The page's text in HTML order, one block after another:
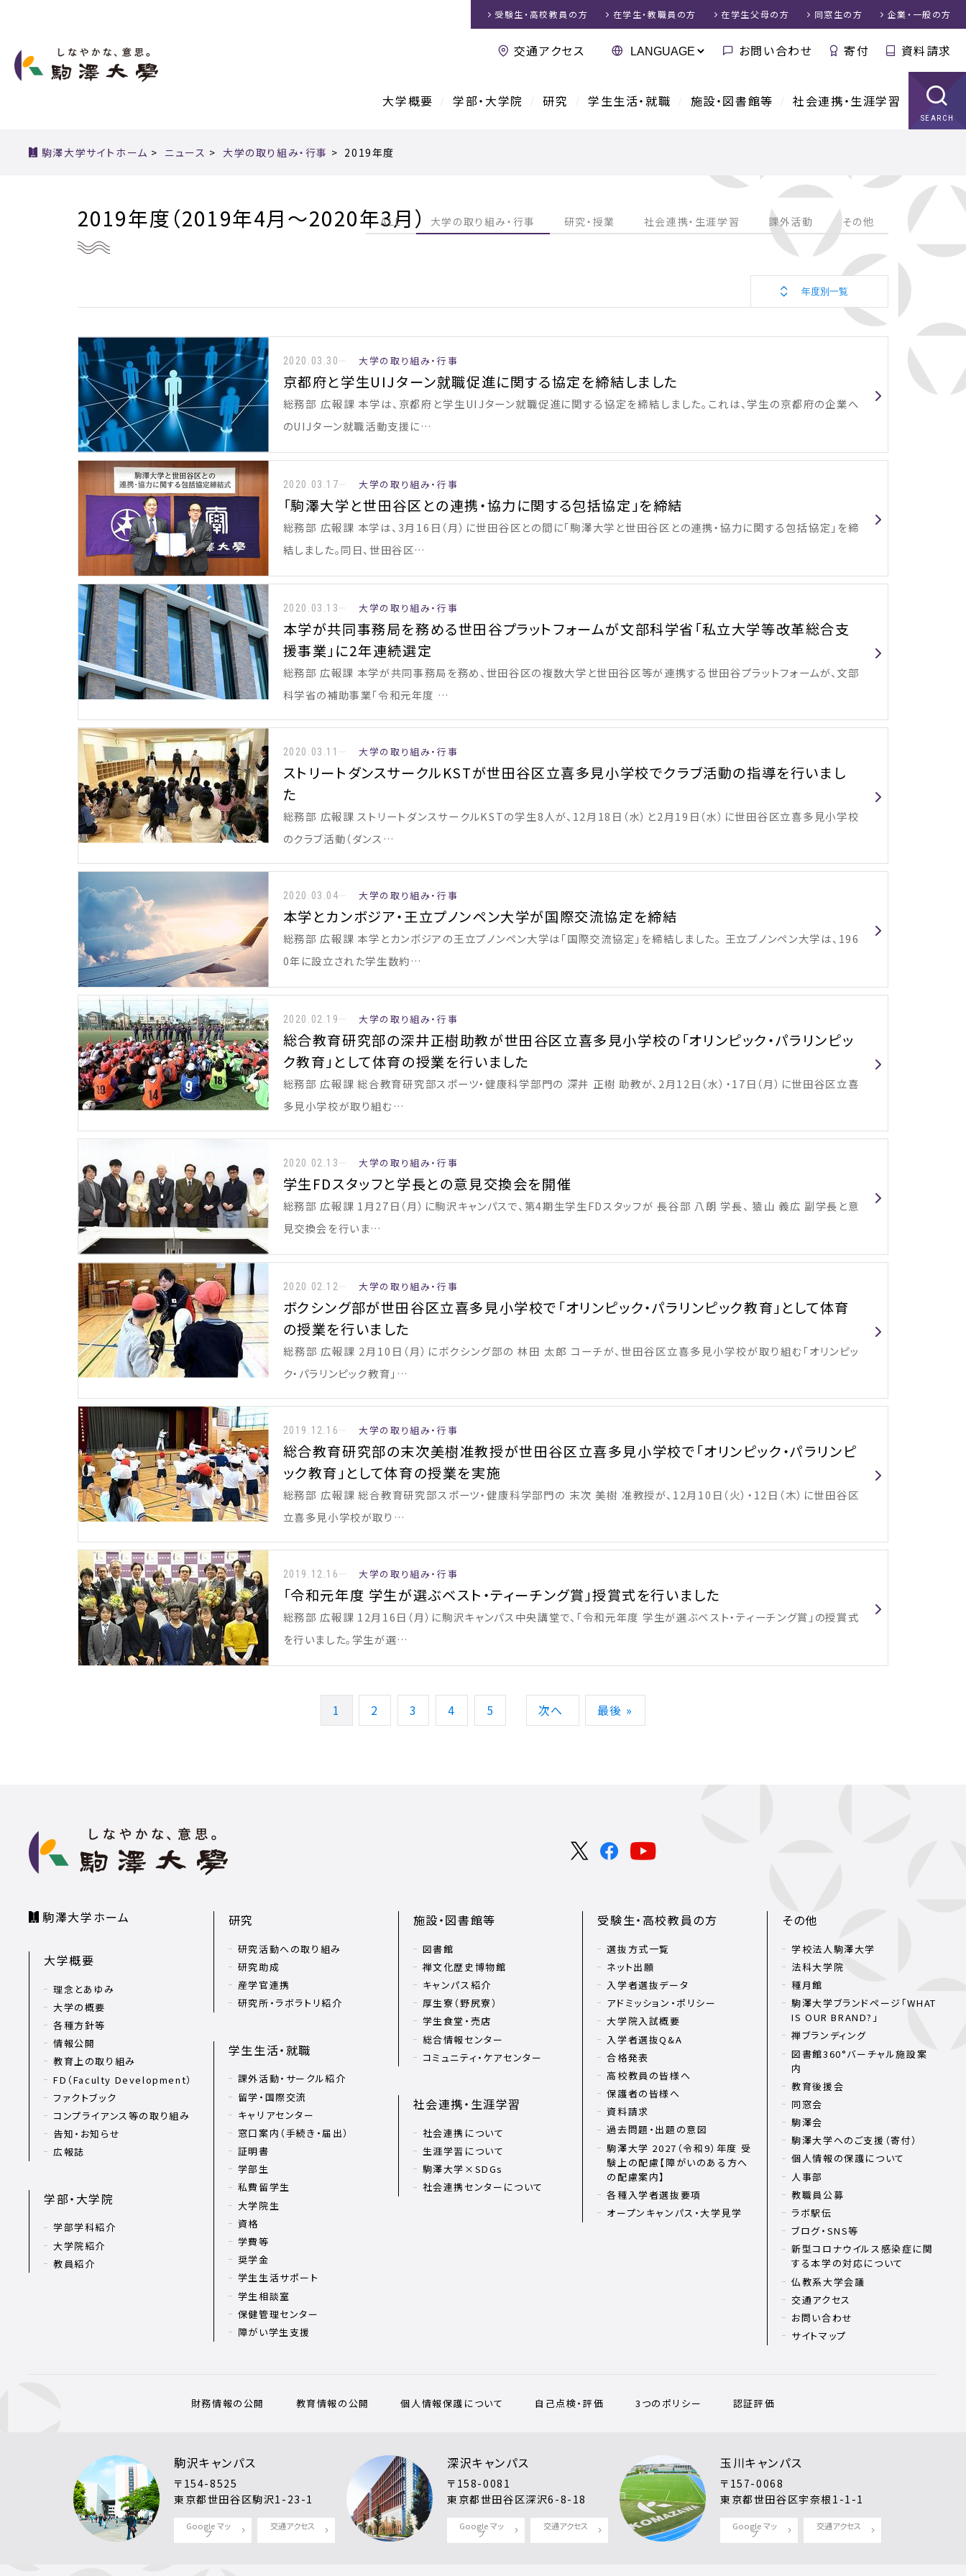
大学概要 学部・大学院 研究 学生生活・就職 施設・図書館等 社会連携・生涯学習
SEARCH
受験生・高校教員 の方 在学生・教職員 の方 在学生父母の方 同窓生の方 企業・一般の方
交通アクセス お問い合わせ 寄付 資料請求
駒澤大学サイトホーム > ニュース >大学の取り組み・行事 > 2019年度
2019年度 （2019年4月～2020年3月）
ALL 大学の取り組み・行事 研究・授業 社会連携・生涯学習 課外活動 その他
2020.03.30 大学の取り組み・行事
京都府と学生UIJターン就職促進に関する協定を締結しました
総務部 広報課 本学は、京都府と学生UIJターン就職促進に関する協定を締結しました。これは、学生の京都府の企業へ
のUIJターン就職活動支援に…
2020.03.17 大学の取り組み・行事
「駒澤大学と世田谷区との連携・協力に関する包括協定」を締結
総務部 広報課 本学は、3月16日（月）に世田谷区との間に「駒澤大学と世田谷区との連携・協力に関する包括協定」を締
結しました。同日、世田谷区…
2020.03.13 大学の取り組み・行事
本学が共同事務局を務める世田谷プラットフォームが文部科学省「私立大学等改革総合支
援事業」に2年連続選定
総務部 広報課 本学が共同事務局を務め、世田谷区の複数大学と世田谷区等が連携する世田谷プラットフォームが、文部
科学省の補助事業「令和元年度 …
2020.03.11 大学の取り組み・行事
ストリートダンスサークルKSTが世田谷区立喜多見小学校でクラブ活動の指導を行いまし
た
総務部 広報課 ストリートダンスサークルKSTの学生8人が、12月18日（水）と2月19日（水）に世田谷区立喜多見小学校
のクラブ活動（ダンス…
2020.03.04 大学の取り組み・行事
本学とカンボジア・王立プノンペン大学が国際交流協定を締結
総務部 広報課 本学とカンボジアの王立プノンペン大学は「国際交流協定」を締結しました。 王立プノンペン大学は、196
0年に設立された学生数約…
2020.02.19 大学の取り組み・行事
総合教育研究部の深井正樹助教が世田谷区立喜多見小学校の「オリンピック・パラリンピッ
ク教育」として体育の授業を行いました
総務部 広報課 総合教育研究部スポーツ・健康科学部門の 深井 正樹 助教が、2月12日（水）・17日（月）に世田谷区立喜
多見小学校が取り組む…
2020.02.13 大学の取り組み・行事
学生FDスタッフと学長との意見交換会を開催
総務部 広報課 1月27日（月）に駒沢キャンパスで、第4期生学生FDスタッフが 長谷部 八朗 学長、 猿山 義広 副学長と意
見交換会を行いま…
2020.02.12 大学の取り組み・行事
ボクシング部が世田谷区立喜多見小学校で「オリンピック・パラリンピック教育」として体育
の授業を行いました
総務部 広報課 2月10日（月）にボクシング部の 林田 太郎 コーチが、世田谷区立喜多見小学校が取り組む「オリンピッ
ク・パラリンピック教育」…
2019.12.16 大学の取り組み・行事
総合教育研究部の末次美樹准教授が世田谷区立喜多見小学校で「オリンピック・パラリンピ
ック教育」として体育の授業を実施
総務部 広報課 総合教育研究部スポーツ・健康科学部門の 末次 美樹 准教授が、12月10日（火）・12日（木）に世田谷区
立喜多見小学校が取り…
2019.12.16 大学の取り組み・行事
「令和元年度 学生が選ぶベスト・ティーチング賞」授賞式を行いました
総務部 広報課 12月16日（月）に駒沢キャンパス中央講堂で、「令和元年度 学生が選ぶベスト・ティーチング賞」の授賞式
を行いました。学生が選…
1 2 3 4 5 次へ 最後 »
駒澤大学ホーム
大学概要
理念とあゆみ
大学の概要
各種方針等
情報公開
教育上の取り組み
FD（Faculty Development）
ファクトブック
コンプライアンス等の取り組み
告知・お知らせ
広報誌
学部・大学院
学部学科紹介
大学院紹介
教員紹介
研究
研究活動への取り組み
研究助成
産学官連携
研究所・ラボラトリ紹介
学生生活・就職
課外活動・サークル紹介
留学・国際交流
キャリアセンター
窓口案内（手続き・届出）
証明書
学部生
私費留学生
大学院生
資格
学費等
奨学金
学生生活サポート
学生相談室
保健管理センター
障がい学生支援
施設・図書館等
図書館
禅文化歴史博物館
キャンパス紹介
厚生寮（野尻寮）
学生食堂・売店
総合情報センター
コミュニティ・ケアセンター
社会連携・生涯学習
社会連携について
生涯学習について
駒澤大学×SDGs
社会連携センターについて
受験生・高校教員の方
選抜方式一覧
ネット出願
入学者選抜データ
アドミッション・ポリシー
大学院入試概要
入学者選抜Q&A
合格発表
高校教員の皆様へ
保護者の皆様へ
資料請求
過去問題・出題の意図
駒澤大学 2027（令和9）年度 受
験上の配慮【障がいのある方へ
の配慮案内】
各種入学者選抜要項
オープンキャンパス・大学見学
その他
学校法人駒澤大学
法科大学院
種月館
駒澤大学ブランドページ「WHAT
IS OUR BRAND?」
禅ブランディング
図書館360°バーチャル施設案
内
教育後援会
同窓会
駒澤会
駒澤大学へのご支援（寄付）
個人情報の保護について
人事部
教職員公募
ラボ駅伝
ブログ・SNS等
新型コロナウイルス感染症に関
する本学の対応について
仏教系大学会議
交通アクセス
お問い合わせ
サイトマップ
財務情報の公開 教育情報の公開 個人情報保護について 自己点検・評価 3つのポリシー 認証評価
駒沢キャンパス
〒154-8525
東京都世田谷区駒沢1-23-1
Google マッ
プ
交通アクセス
深沢キャンパス
〒158-0081
東京都世田谷区深沢6-8-18
Google マッ
プ
交通アクセス
玉川キャンパス
〒157-0068
東京都世田谷区宇奈根1-1-1
Google マッ
プ
交通アクセス